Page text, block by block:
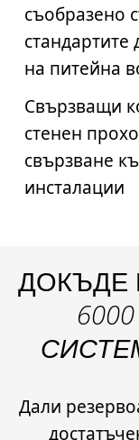
съобразено
на питейна
Свързващи
стенен
свързване
инсталации
ДОКЪДЕ
Дали